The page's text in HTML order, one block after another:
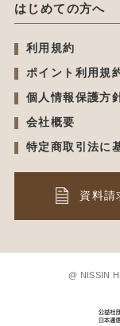
はじめての方へ
利用規約
ポイント利用規
個人情報保護方
会社概要
特定商取引法に
資料請
@ NISSIN